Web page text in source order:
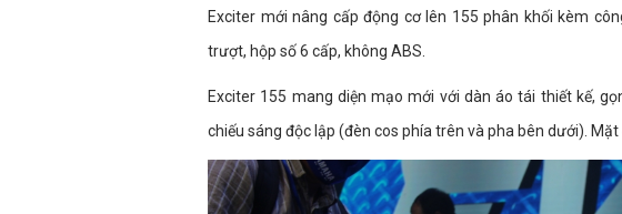
Exciter mới nâng cấp động cơ lên 155 phân khối kèm
trượt, hộp số 6 cấp, không ABS.
Exciter 155 mang diện mạo mới với dàn áo tái thiết kế,
chiếu sáng độc lập (đèn cos phía trên và pha bên dưới). Mặt